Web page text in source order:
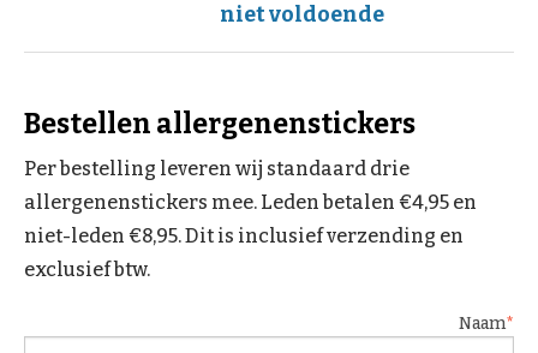
niet voldoende
Bestellen allergenenstickers
Per bestelling leveren wij standaard drie
allergenenstickers mee. Leden betalen €4,95 en
niet-leden €8,95. Dit is inclusief verzending en
exclusief btw.
Naam